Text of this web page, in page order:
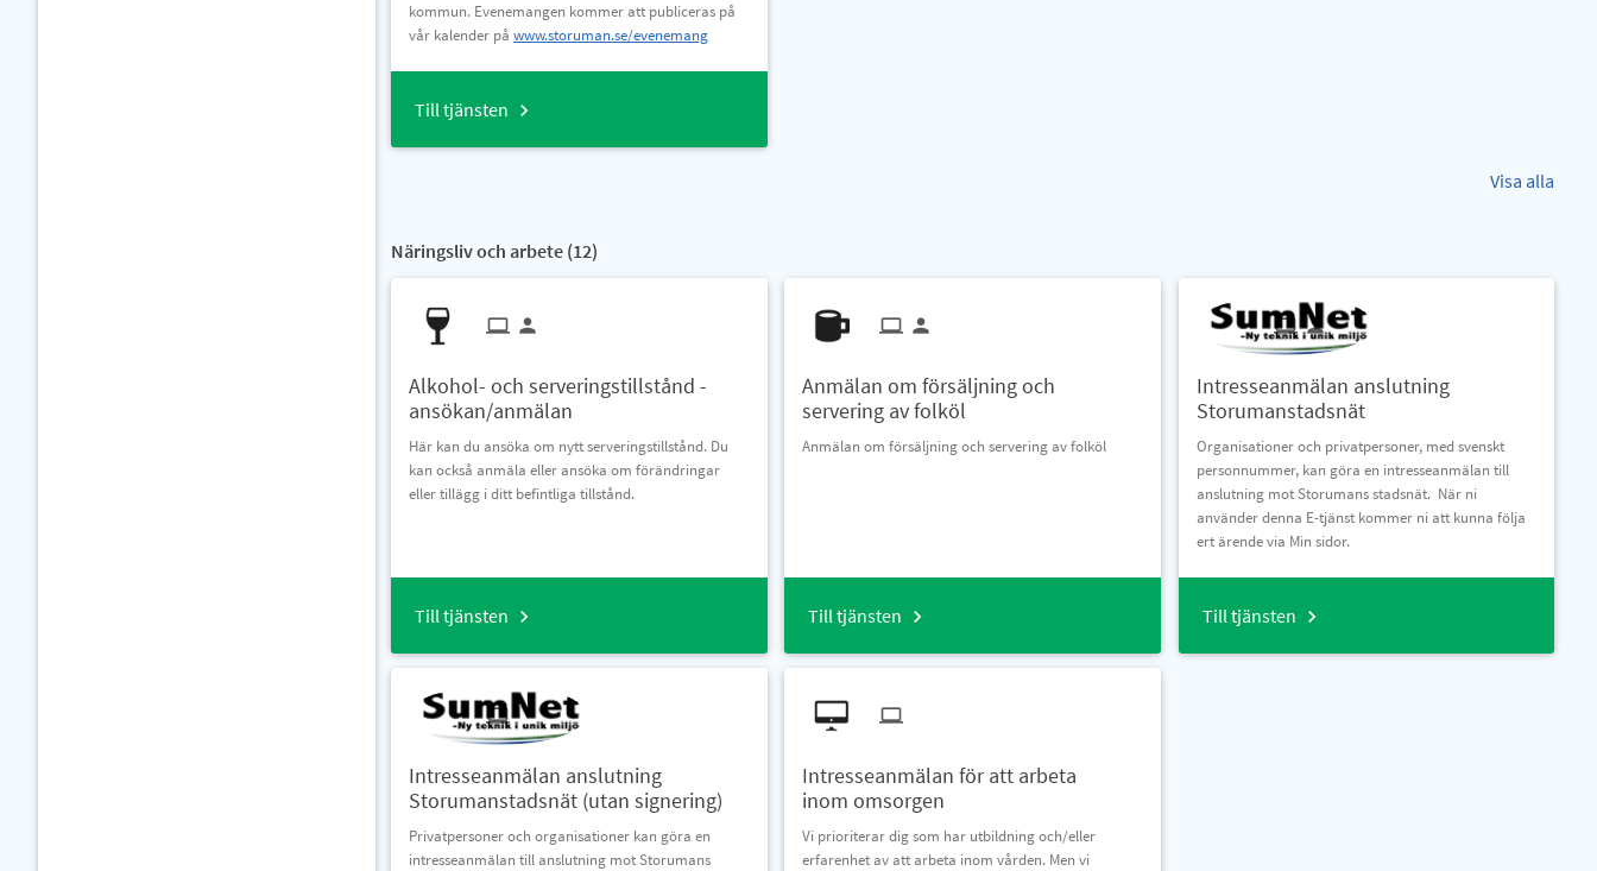
kommun. Evenemangen kommer att publiceras på
vår kalender påwww.storuman.se/evenemang
Till tjänsten
Visa alla
Näringsliv och arbete (12)
Alkohol- och serveringstillstånd -
ansökan/anmälan
Här kan du ansöka om nytt serveringstillstånd. Du
kan också anmäla eller ansöka om förändringar
eller tillägg i ditt befintliga tillstånd.
Till tjänsten
Anmälan om försäljning och
servering av folköl
Anmälan om försäljning och servering av folköl
Till tjänsten
Intresseanmälan anslutning
Storumanstadsnät
Organisationer och privatpersoner, med svenskt
personnummer, kan göra en intresseanmälan till
anslutning mot Storumans stadsnät. När ni
använder denna E-tjänst kommer ni att kunna följa
ert ärende via Min sidor.
Till tjänsten
Intresseanmälan anslutning
Storumanstadsnät (utan signering)
Privatpersoner och organisationer kan göra en
intresseanmälan till anslutning mot Storumans
Intresseanmälan för att arbeta
inom omsorgen
Vi prioriterar dig som har utbildning och/eller
erfarenhet av att arbeta inom vården. Men vi